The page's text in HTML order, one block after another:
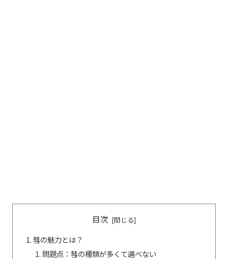
目次
彗の魅力とは？
問題点：彗の種類が多くて選べない